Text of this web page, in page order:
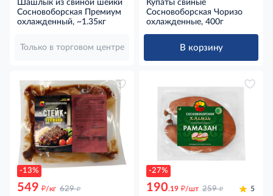
Шашлык из свиной шейки
Сосновоборская Премиум
охлажденный, ~1.35кг
Только в торговом центре
Купаты свиные
Сосновоборская Чоризо
охлажденные, 400г
В корзину
-13%
549 д/кг 629 д
-27%
190.19 д/шт 259 д 5